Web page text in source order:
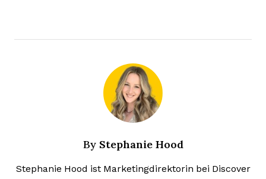
By Stephanie Hood
Stephanie Hood ist Marketingdirektorin bei Discover